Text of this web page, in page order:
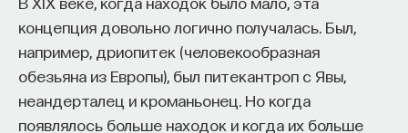
концепция довольно логично получалась. Был,
например, дриопитек (человекообразная
обезьяна из Европы), был питекантроп с Явы,
неандерталец и кроманьонец. Но когда
появлялось больше находок и когда их больше
будет искать, где эти навыки могут быть
применены, и поможет найти международную
deep tech или биотех компанию, где человек
сможет раскрыть свои таланты.​ Для тех, кто ещё
набирается опыта, сервис предлагает вебинары